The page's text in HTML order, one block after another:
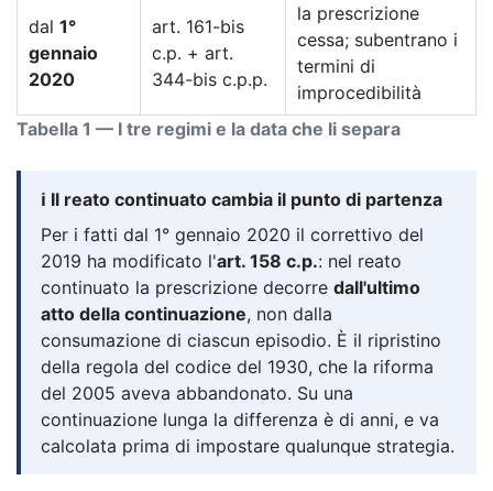
Tabella 1 — I tre regimi e la data che li separa
dal 1°
gennaio
2020
art. 161-bis
c.p. + art.
344-bis c.p.p.
la prescrizione
cessa; subentrano i
termini di
improcedibilità
ℹ️ Il reato continuato cambia il punto di partenza
Per i fatti dal 1° gennaio 2020 il correttivo del
2019 ha modificato l'art. 158 c.p.: nel reato
continuato la prescrizione decorre dall'ultimo
atto della continuazione, non dalla
consumazione di ciascun episodio. È il ripristino
della regola del codice del 1930, che la riforma
del 2005 aveva abbandonato. Su una
continuazione lunga la differenza è di anni, e va
calcolata prima di impostare qualunque strategia.